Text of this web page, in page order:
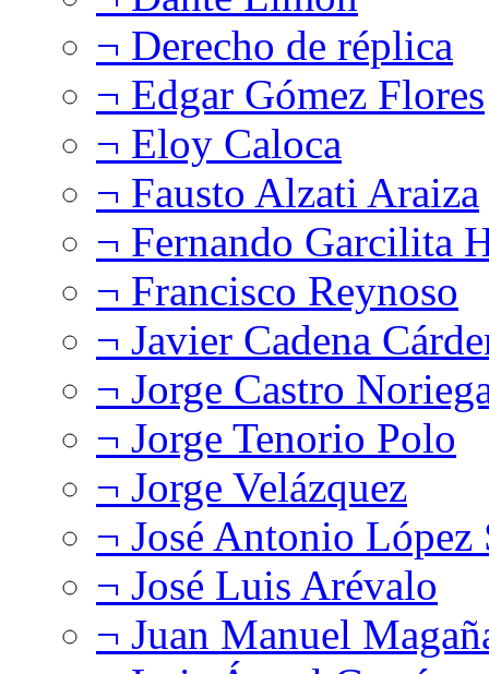
¬ Derecho de réplica
¬ Edgar Gómez Flores
¬ Eloy Caloca
¬ Fausto Alzati Araiza
¬ Fernando Garcilita
¬ Francisco Reynoso
¬ Javier Cadena
¬ Jorge Castro
¬ Jorge Tenorio Polo
¬ Jorge Velázquez
¬ José Antonio López
¬ José Luis Arévalo
¬ Juan Manuel